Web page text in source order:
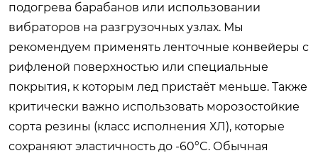
подогрева барабанов или использовании
вибраторов на разгрузочных узлах. Мы
рекомендуем применять ленточные конвейеры с
рифленой поверхностью или специальные
покрытия, к которым лед пристаёт меньше. Также
критически важно использовать морозостойкие
сорта резины (класс исполнения ХЛ), которые
сохраняют эластичность до -60°C. Обычная